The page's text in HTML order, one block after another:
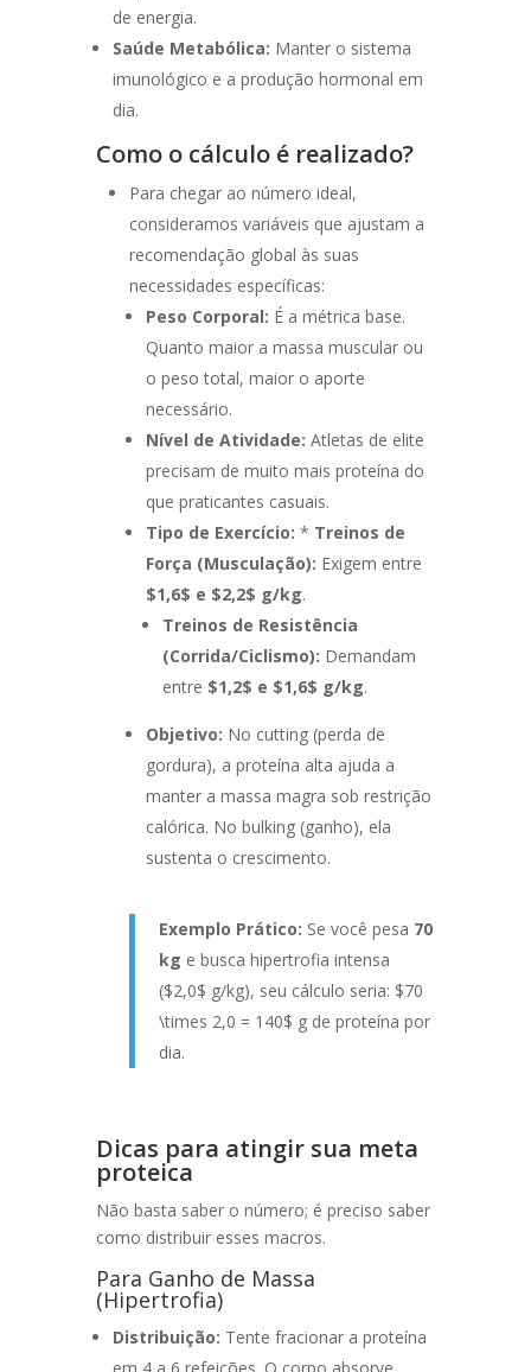
de energia.
Saúde Metabólica: Manter o sistema
imunológico e a produção hormonal em
dia.
Como o cálculo é realizado?
Para chegar ao número ideal,
consideramos variáveis que ajustam a
recomendação global às suas
necessidades específicas:
Peso Corporal: É a métrica base.
Quanto maior a massa muscular ou
o peso total, maior o aporte
necessário.
Nível de Atividade: Atletas de elite
precisam de muito mais proteína do
que praticantes casuais.
Tipo de Exercício: * Treinos de
Força (Musculação): Exigem entre
$1,6$ e $2,2$ g/kg.
Treinos de Resistência
(Corrida/Ciclismo): Demandam
entre $1,2$ e $1,6$ g/kg.
Objetivo: No cutting (perda de
gordura), a proteína alta ajuda a
manter a massa magra sob restrição
calórica. No bulking (ganho), ela
sustenta o crescimento.
Exemplo Prático: Se você pesa 70
kg e busca hipertrofia intensa
($2,0$ g/kg), seu cálculo seria: $70
\times 2,0 = 140$ g de proteína por
dia.
Dicas para atingir sua meta
proteica
Não basta saber o número; é preciso saber
como distribuir esses macros.
Para Ganho de Massa
(Hipertrofia)
Distribuição: Tente fracionar a proteína